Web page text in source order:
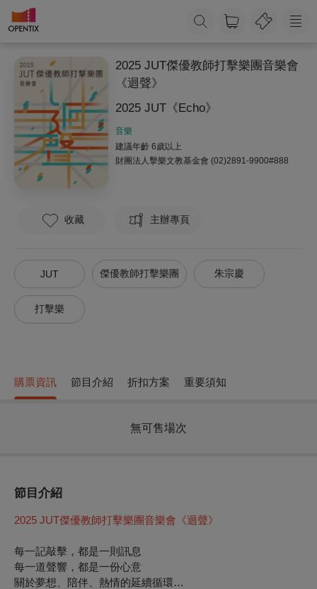
2025 JUT傑優教師打擊樂團音樂會
《迴聲》
2025 JUT《Echo》
音樂
建議年齡 6歲以上
財團法人擊樂文教基金會 (02)2891-9900#888
收藏 主辦專頁
JUT 傑優教師打擊樂團 朱宗慶
打擊樂
購票資訊 節目介紹 折扣方案 重要須知
無可售場次
節目介紹
2025 JUT傑優教師打擊樂團音樂會《迴聲》
每一記敲擊，都是一則訊息
每一道聲響，都是一份心意
關於夢想、陪伴、熱情的延續循環…